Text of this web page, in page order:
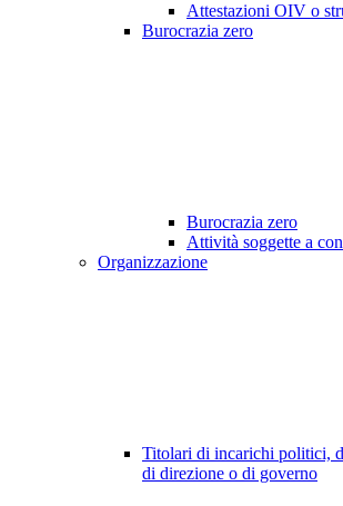
Attestazioni OIV o
Burocrazia zero
Burocrazia zero
Attività soggette a
Organizzazione
Titolari di incarichi politici,
di direzione o di governo